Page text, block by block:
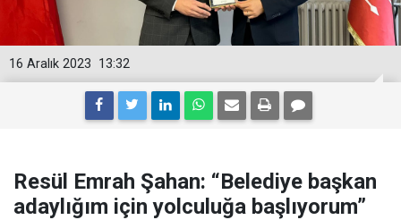
13:32
16 Aralık 2023
Resül Emrah Şahan: “Belediye başkan
adaylığım için yolculuğa başlıyorum”